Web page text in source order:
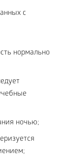
с
нормально
ночью;